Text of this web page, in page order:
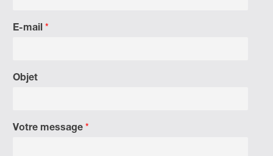
E-mail *
Objet
Votre message *